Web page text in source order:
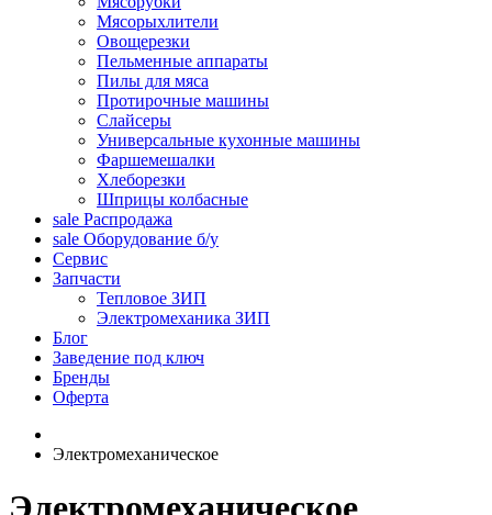
Мясорыхлители
Овощерезки
Пельменные аппараты
Пилы для мяса
Протирочные машины
Слайсеры
Универсальные кухонные машины
Фаршемешалки
Хлеборезки
Шприцы колбасные
sale Распродажа
sale Оборудование б/у
Сервис
Запчасти
Тепловое ЗИП
Электромеханика ЗИП
Блог
Заведение под ключ
Бренды
Оферта
Электромеханическое